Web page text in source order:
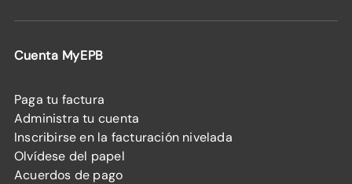
Cuenta MyEPB
Paga tu factura
Administra tu cuenta
Inscribirse en la facturación nivelada
Olvídese del papel
Acuerdos de pago